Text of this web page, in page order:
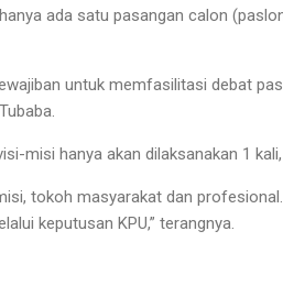
ada satu pasangan calon
untuk memfasilitasi debat
misi hanya akan dilaksanakan 1 kali,
tokoh masyarakat dan
keputusan KPU,” terangnya.